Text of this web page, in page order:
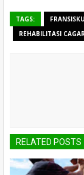
TAGS:
REHABILITASI
RELATED POSTS